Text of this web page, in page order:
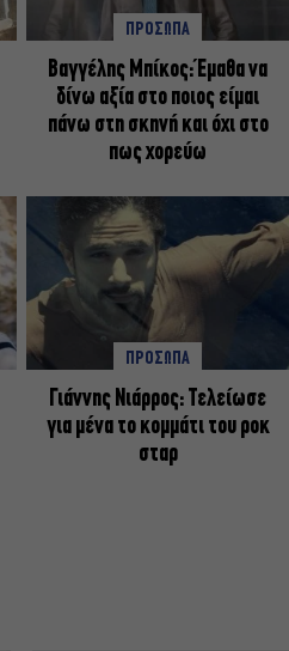
ΠΡΟΣΩΠΑ
Βαγγέλης Μπίκος: Έμαθα να
δίνω αξία στο ποιος είμαι
πάνω στη σκηνή και όχι στο
πως χορεύω
ΠΡΟΣΩΠΑ
Γιάννης Νιάρρος: Τελείωσε
για μένα το κομμάτι του ροκ
σταρ